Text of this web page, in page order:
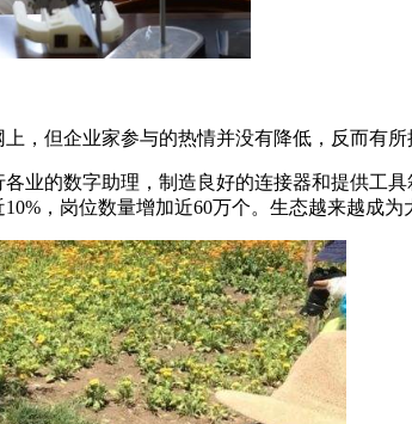
，但企业家参与的热情并没有降低，反而有所
业的数字助理，制造良好的连接器和提供工
，岗位数量增加近60万个。生态越来越成为